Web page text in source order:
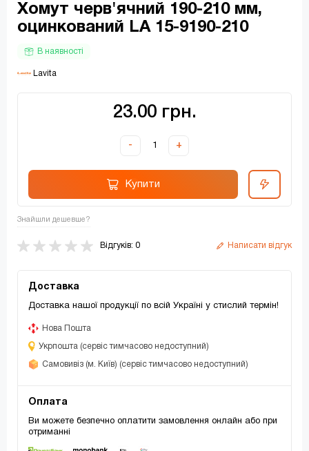
Хомут черв'ячний 190-210 мм,
оцинкований LA 15-9190-210
В наявності
Lavita
23.00 грн.
- +
Купити
Знайшли дешевше?
Відгуків: 0 Написати відгук
Доставка
Доставка нашої продукції по всій Україні у стислий термін!
Нова Пошта
Укрпошта (сервіс тимчасово недоступний)
Самовивіз (м. Київ) (сервіс тимчасово недоступний)
Оплата
Ви можете безпечно оплатити замовлення онлайн або при
отриманні